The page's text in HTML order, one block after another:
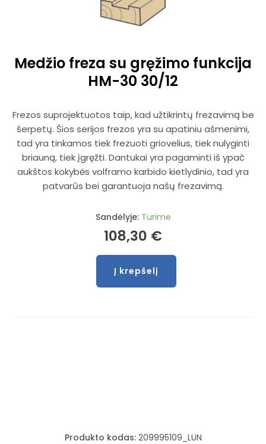
Medžio freza su gręžimo funkcija
HM-30 30/12
Frezos suprojektuotos taip, kad užtikrintų frezavimą be
šerpetų. Šios serijos frezos yra su apatiniu ašmenimi,
tad yra tinkamos tiek frezuoti griovelius, tiek nulyginti
briauną, tiek įgręžti. Dantukai yra pagaminti iš ypač
aukštos kokybės volframo karbido kietlydinio, tad yra
patvarūs bei garantuoja našų frezavimą.
Sandėlyje: Turime
108,30 €
produkto
kiekis:
Į krepšelį
Produkto kodas: 209995109_LUN